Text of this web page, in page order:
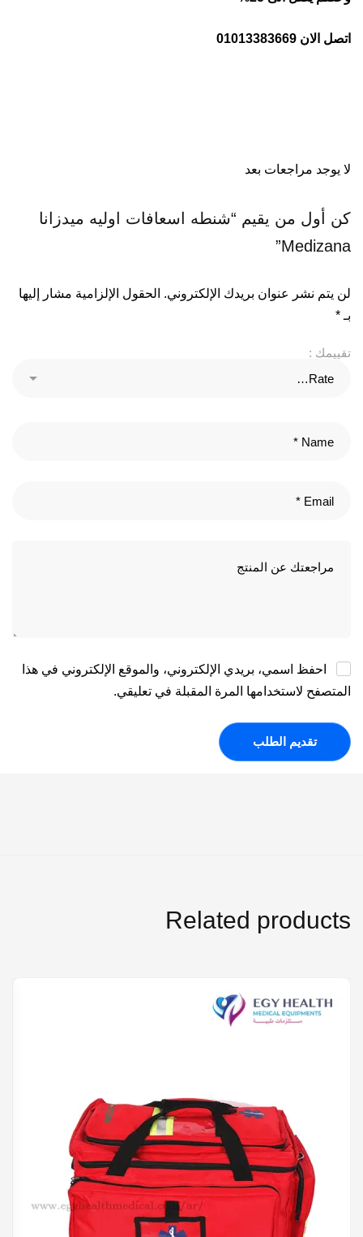
اتصل الان 01013383669
لا يوجد مراجعات بعد
كن أول من يقيم “شنطه اسعافات اوليه ميدزانا
Medizana”
لن يتم نشر عنوان بريدك الإلكتروني. الحقول الإلزامية مشار إليها
بـ *
تقييمك :
احفظ اسمي، بريدي الإلكتروني، والموقع الإلكتروني في هذا
المتصفح لاستخدامها المرة المقبلة في تعليقي.
Related products